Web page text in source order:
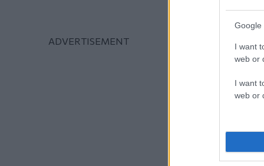
Google
I want
web or
I want
web or